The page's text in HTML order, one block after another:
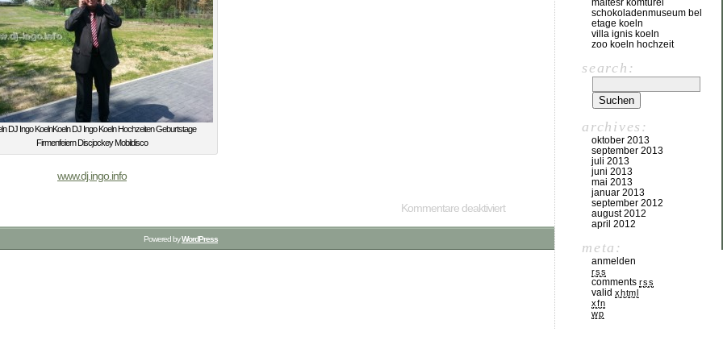
DJ Ingo KoelnKoeln DJ Ingo Koeln Hochzeiten Geburtstage
Firmenfeiern Discjockey Mobildisco
www.dj.ingo.info
Kommentare deaktiviert
maltesr komturei
schokoladenmuseum bel
etage koeln
villa ignis koeln
zoo koeln hochzeit
search:
archives:
oktober 2013
september 2013
juli 2013
juni 2013
mai 2013
januar 2013
september 2012
august 2012
april 2012
meta:
anmelden
rss
comments rss
valid xhtml
xfn
wp
Powered byWordPress